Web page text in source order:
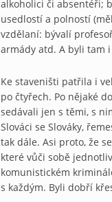
alkoholici či absentéři;
usedlostí a polností
vzdělaní: bývalí
armády atd. A byli tam
Ke staveništi patřila i
po čtyřech. Po nějaké
sedávali jen s těmi, s
Slováci se Slováky,
tak dále. Asi proto, že
které vůči sobě
komunistickém
s každým. Byli dobří